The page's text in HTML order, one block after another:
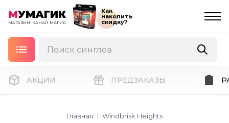
МУМАГИК
МАГАЗИН КАНАЛ МАГИЯ
Как
накопить
скидку?
АКЦИИ ПРЕДЗАКАЗЫ
Главная Windbrisk Heights